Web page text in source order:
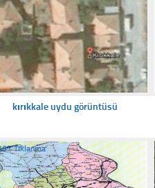
kırıkkale uydu görüntüsü
Tıklanma